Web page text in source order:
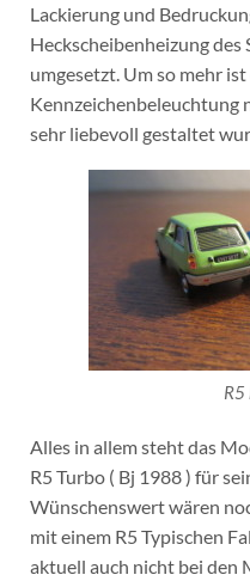
Lackierung und
Heckscheibenheizung
umgesetzt. Um so mehr
Kennzeichenbeleuchtung
sehr liebevoll gestaltet
Alles in allem steht das
R5 Turbo ( Bj 1988 ) für
Wünschenswert wären
mit einem R5 Typischen
aktuell auch nicht bei den